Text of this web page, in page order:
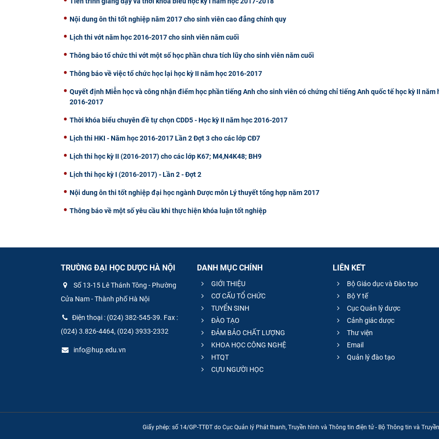
Nội dung ôn thi tốt nghiệp năm 2017 cho sinh viên cao đẳng chính quy
Lịch thi vớt năm học 2016-2017 cho sinh viên năm cuối
Thông báo tổ chức thi vớt một số học phần chưa tích lũy cho sinh viên năm cuối
Thông báo về việc tổ chức học lại học kỳ II năm học 2016-2017
Quyết định Miễn học và công nhận điểm học phần tiếng Anh cho sinh viên có chứng chỉ tiếng Anh quốc tế học kỳ II năm
2016-2017
Thời khóa biểu chuyên đề tự chọn CDD5 - Học kỳ II năm học 2016-2017
Lịch thi HKI - Năm học 2016-2017 Lần 2 Đợt 3 cho các lớp CĐ7
Lịch thi học kỳ II (2016-2017) cho các lớp K67; M4,N4K48; BH9
Lịch thi học kỳ I (2016-2017) - Lần 2 - Đợt 2
Nội dung ôn thi tốt nghiệp đại học ngành Dược môn Lý thuyết tổng hợp năm 2017
Thông báo về một số yêu cầu khi thực hiện khóa luận tốt nghiệp
TRƯỜNG ĐẠI HỌC DƯỢC HÀ NỘI
Số 13-15 Lê Thánh Tông - Phường
Cửa Nam - Thành phố Hà Nội
Điện thoại : (024) 382-545-39. Fax :
(024) 3.826-4464, (024) 3933-2332
info@hup.edu.vn
DANH MỤC CHÍNH
GIỚI THIỆU
CƠ CẤU TỔ CHỨC
TUYỂN SINH
ĐÀO TẠO
ĐẢM BẢO CHẤT LƯỢNG
KHOA HỌC CÔNG NGHỆ
HTQT
CỰU NGƯỜI HỌC
LIÊN KẾT
Bộ Giáo dục và Đào tạo
Bộ Y tế
Cục Quản lý dược
Cảnh giác dược
Thư viện
Email
Quản lý đào tạo
Giấy phép: số 14/GP-TTĐT do Cục Quản lý Phát thanh, Truyền hình và Thông tin điện tử - Bộ Thông tin và